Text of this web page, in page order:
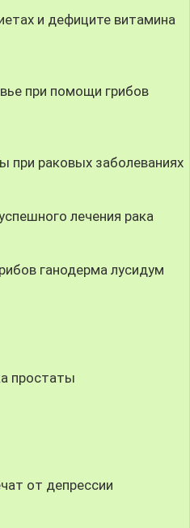
и дефиците витамина
при помощи грибов
при раковых заболеваниях
лечения рака
ганодерма лусидум
простаты
от депрессии